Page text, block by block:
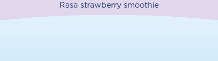
Rasa strawberry smoothie